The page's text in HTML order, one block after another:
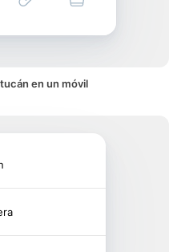
en un móvil